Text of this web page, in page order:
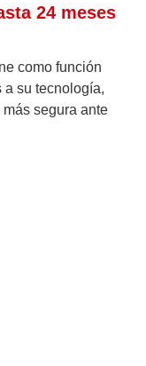
24 meses
como función
a su tecnología,
segura ante